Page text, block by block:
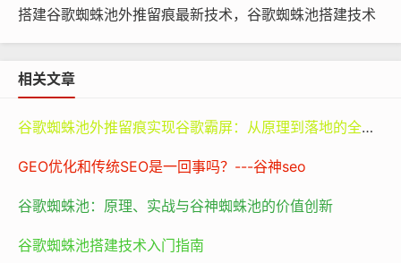
便搜索引擎的蜘蛛爬行。
性且与目标关键词紧密相关的内容是吸引搜索引擎和用户
科技公司的人工智能子站为例，内容可以包括人工智能技
术的最新发展动态、公司人工智能产品的技术优势、应用
入新鲜血液一样，让搜索引擎知道这个网站是活跃的，从
搭建谷歌蜘蛛池外推留痕最新技术，谷歌蜘蛛池搭建技术
相关文章
谷歌蜘蛛池外推留痕实现谷歌霸屏：从原理到落地的全路径指南
GEO优化和传统SEO是一回事吗？---谷神seo
谷歌蜘蛛池：原理、实战与谷神蜘蛛池的价值创新
谷歌蜘蛛池搭建技术入门指南